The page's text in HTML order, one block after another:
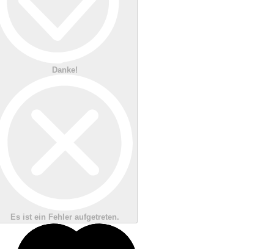
Danke!
Es ist ein Fehler aufgetreten.